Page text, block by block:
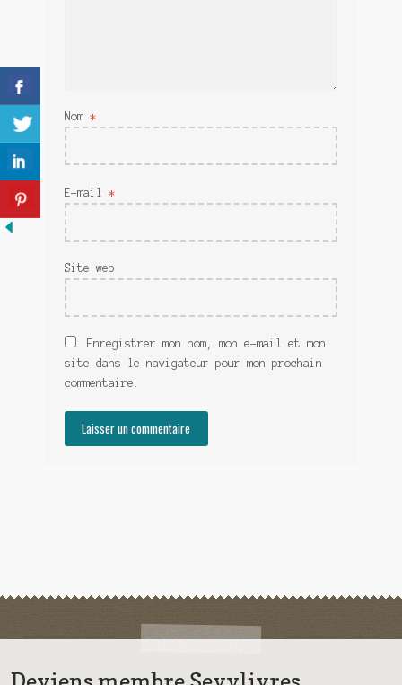
Sans retour
Sauver ou périr
Une baffe et ça repart
Nom *
E-mail *
Site web
Enregistrer mon nom, mon e-mail et mon
site dans le navigateur pour mon prochain
commentaire.